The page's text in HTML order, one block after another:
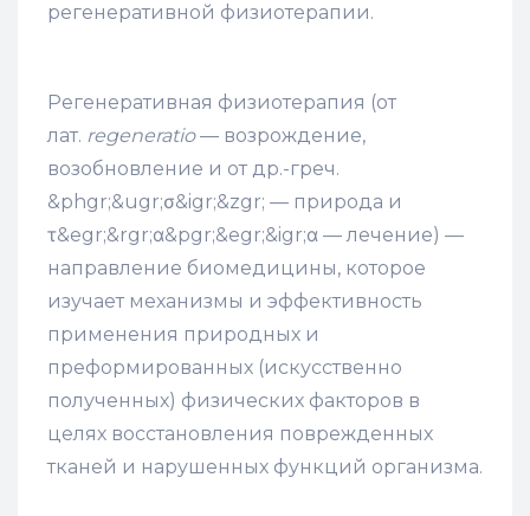
регенеративной физиотерапии.
Регенеративная физиотерапия (от
лат. regeneratio— возрождение,
возобновление и от др.-греч.
&phgr;&ugr;σ&igr;&zgr; — природа и
τ&egr;&rgr;α&pgr;&egr;&igr;α — лечение) —
направление биомедицины, которое
изучает механизмы и эффективность
применения природных и
преформированных (искусственно
полученных) физических факторов в
целях восстановления поврежденных
тканей и нарушенных функций организма.